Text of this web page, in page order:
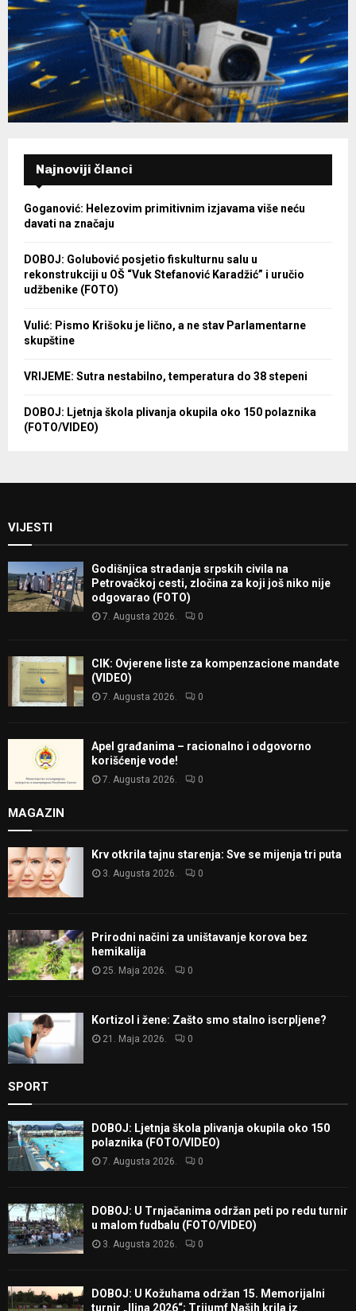
Najnoviji članci
Goganović: Helezovim primitivnim izjavama više neću
davati na značaju
DOBOJ: Golubović posjetio fiskulturnu salu u
rekonstrukciji u OŠ “Vuk Stefanović Karadžić” i uručio
udžbenike (FOTO)
Vulić: Pismo Krišoku je lično, a ne stav Parlamentarne
skupštine
VRIJEME: Sutra nestabilno, temperatura do 38 stepeni
DOBOJ: Ljetnja škola plivanja okupila oko 150 polaznika
(FOTO/VIDEO)
VIJESTI
Godišnjica stradanja srpskih civila na
Petrovačkoj cesti, zločina za koji još niko nije
odgovarao (FOTO)
7. Augusta 2026. 0
CIK: Ovjerene liste za kompenzacione mandate
(VIDEO)
7. Augusta 2026. 0
Apel građanima – racionalno i odgovorno
korišćenje vode!
7. Augusta 2026. 0
MAGAZIN
Krv otkrila tajnu starenja: Sve se mijenja tri puta
3. Augusta 2026. 0
Prirodni načini za uništavanje korova bez
hemikalija
25. Maja 2026. 0
Kortizol i žene: Zašto smo stalno iscrpljene?
21. Maja 2026. 0
SPORT
DOBOJ: Ljetnja škola plivanja okupila oko 150
polaznika (FOTO/VIDEO)
7. Augusta 2026. 0
DOBOJ: U Trnjačanima održan peti po redu turnir
u malom fudbalu (FOTO/VIDEO)
3. Augusta 2026. 0
DOBOJ: U Kožuhama održan 15. Memorijalni
turnir „Ilina 2026“; Trijumf Naših krila iz